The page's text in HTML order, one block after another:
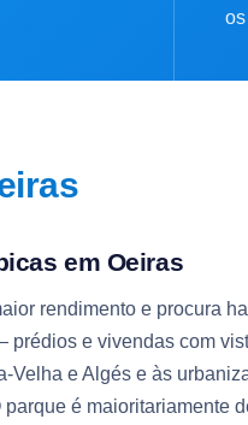
em Oeiras
rendimento e procura
prédios e vivendas com
Velha e Algés e às
é maioritariamente